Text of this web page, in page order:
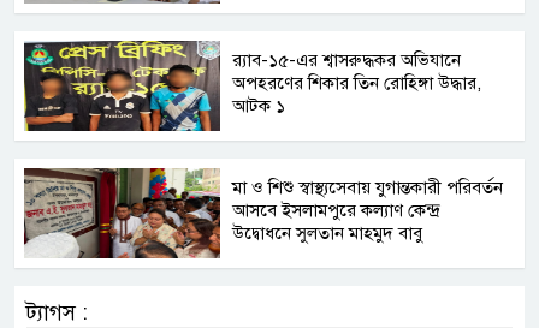
র‍্যাব-১৫-এর শ্বাসরুদ্ধকর অভিযানে
অপহরণের শিকার তিন রোহিঙ্গা উদ্ধার,
আটক ১
মা ও শিশু স্বাস্থ্যসেবায় যুগান্তকারী পরিবর্তন
আসবে ইসলামপুরে কল্যাণ কেন্দ্র
উদ্বোধনে সুলতান মাহমুদ বাবু
ট্যাগস :